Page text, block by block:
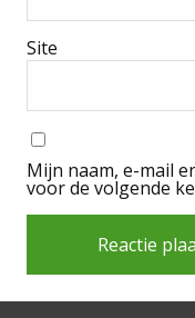
Site
Mijn naam, e-mail
voor de volgende